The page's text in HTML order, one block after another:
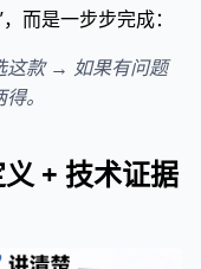
而是一步步完成：
这款 → 如果有问题
。
+ 技术证据